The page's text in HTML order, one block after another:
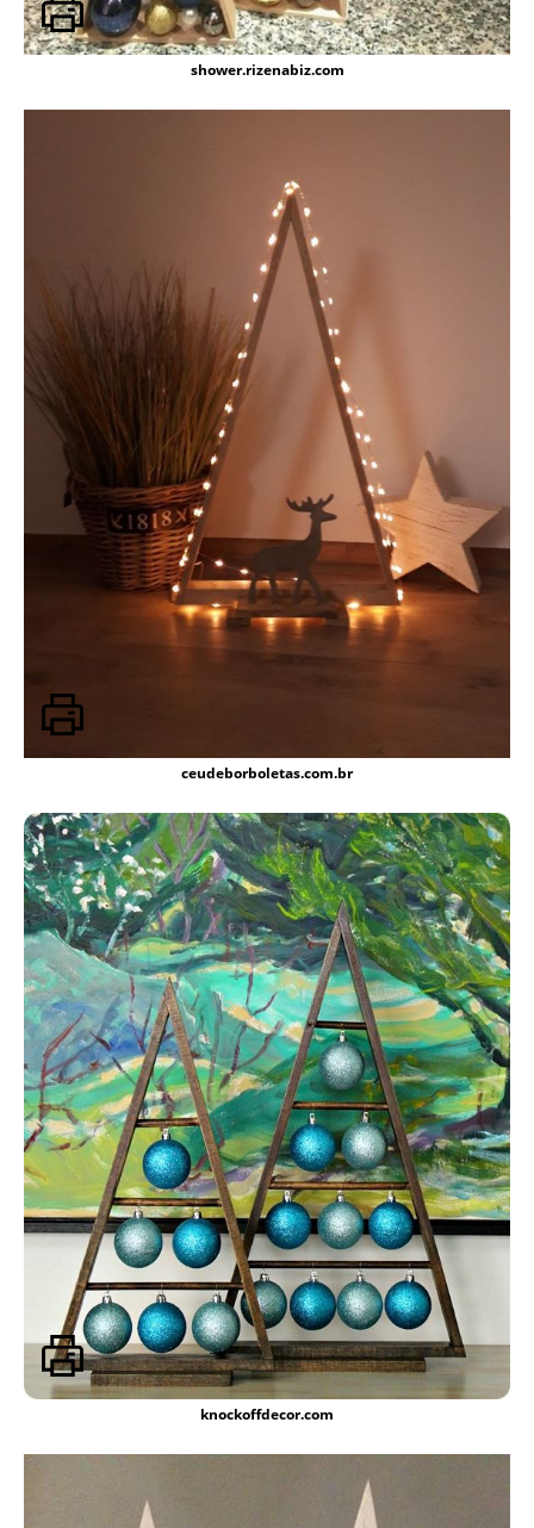
shower.rizenabiz.com
ceudeborboletas.com.br
knockoffdecor.com